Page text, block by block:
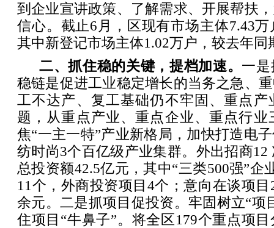
到企业宣讲政策、了解需求、开展帮扶
信心。截止6月，区现有市场主体7.43
其中新登记市场主体1.02万户，较去年同
二、抓住稳的关键，提档加速。 一
稳链是促进工业稳定增长的当务之急、
工不达产、复工基础仍不牢固、重点产
题，从重点产业、重点企业、重点行业
焦“一主一特”产业新格局，加快打造电
纺时尚3个百亿级产业集群。外出招商12
总投资额42.5亿元，其中“三类500强”企
11个，外商投资项目4个；意向在谈项
余元。二是抓项目促投资。牢固树立“项
住项目“牛鼻子”。将全区179个重点项